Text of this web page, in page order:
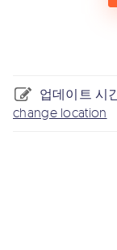
업데이트 시
change location